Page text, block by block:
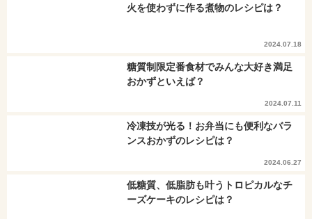
火を使わずに作る煮物のレシピは？
2024.07.18
糖質制限定番食材でみんな大好き満足
おかずといえば？
2024.07.11
冷凍技が光る！お弁当にも便利なバラ
ンスおかずのレシピは？
2024.06.27
低糖質、低脂肪も叶うトロピカルなチ
ーズケーキのレシピは？